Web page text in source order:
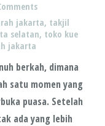
jakarta, takjil
selatan, toko kue
jakarta
berkah, dimana
satu momen yang
puasa. Setelah
ada yang lebih